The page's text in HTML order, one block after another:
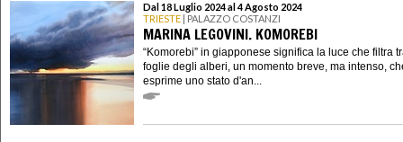
Dal 18 Luglio 2024 al 4 Agosto 2024
TRIESTE | PALAZZO COSTANZI
MARINA LEGOVINI. KOMOREBI
“Komorebi” in giapponese significa la luce che filtra
foglie degli alberi, un momento breve, ma intenso,
esprime uno stato d'an...